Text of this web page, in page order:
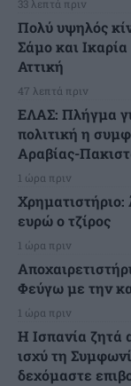
33 λεπτά πριν
Πολύ υψηλός
Σάμο και
Αττική
47 λεπτά πριν
ΕΛΑΣ: Πλήγμα
πολιτική η
Αραβίας-
1 ώρα πριν
Χρηματιστήριο:
ευρώ ο τζίρος
1 ώρα πριν
Φεύγω με την
1 ώρα πριν
H Ισπανία ζητά
ισχύ τη
δεχόμαστε